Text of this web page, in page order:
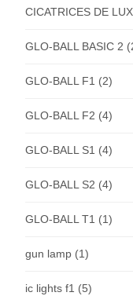
CICATRICES DE
GLO-BALL BASIC 2
GLO-BALL F1 (2)
GLO-BALL F2 (4)
GLO-BALL S1 (4)
GLO-BALL S2 (4)
GLO-BALL T1 (1)
gun lamp (1)
ic lights f1 (5)